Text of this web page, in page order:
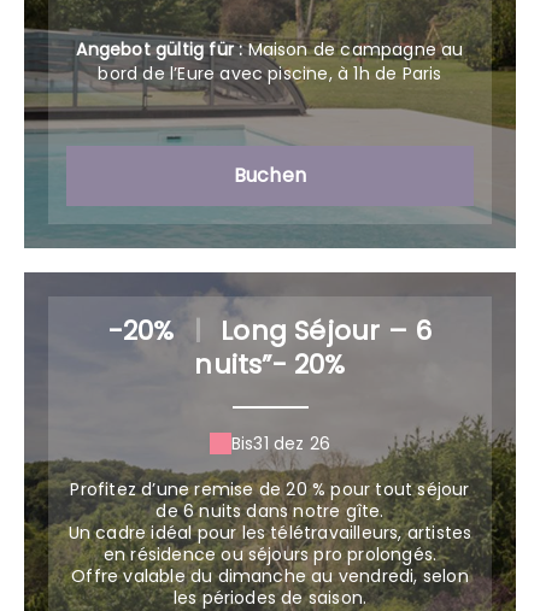
Angebot gültig für :Maison de campagne au
bord de l’Eure avec piscine, à 1h de Paris
Buchen
-20%
Long Séjour – 6
nuits”- 20%
Bis31 dez 26
Profitez d’une remise de 20 % pour tout séjour
de 6 nuits dans notre gîte.
Un cadre idéal pour les télétravailleurs, artistes
en résidence ou séjours pro prolongés.
Offre valable du dimanche au vendredi, selon
les périodes de saison.